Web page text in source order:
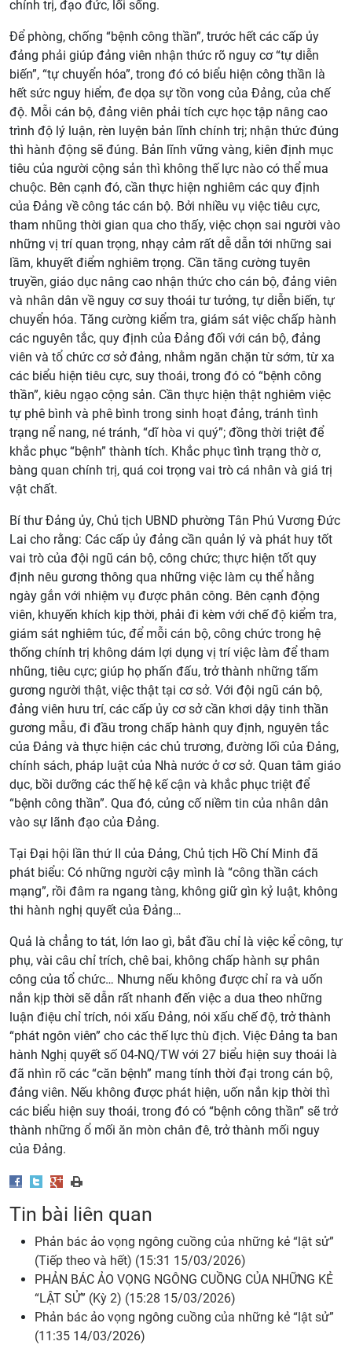
chính trị, đạo đức, lối sống.
Để phòng, chống “bệnh công thần”, trước hết các cấp ủy
đảng phải giúp đảng viên nhận thức rõ nguy cơ “tự diễn
biến”, “tự chuyển hóa”, trong đó có biểu hiện công thần là
hết sức nguy hiểm, đe dọa sự tồn vong của Đảng, của chế
độ. Mỗi cán bộ, đảng viên phải tích cực học tập nâng cao
trình độ lý luận, rèn luyện bản lĩnh chính trị; nhận thức đúng
thì hành động sẽ đúng. Bản lĩnh vững vàng, kiên định mục
tiêu của người cộng sản thì không thế lực nào có thể mua
chuộc. Bên cạnh đó, cần thực hiện nghiêm các quy định
của Đảng về công tác cán bộ. Bởi nhiều vụ việc tiêu cực,
tham nhũng thời gian qua cho thấy, việc chọn sai người vào
những vị trí quan trọng, nhạy cảm rất dễ dẫn tới những sai
lầm, khuyết điểm nghiêm trọng. Cần tăng cường tuyên
truyền, giáo dục nâng cao nhận thức cho cán bộ, đảng viên
và nhân dân về nguy cơ suy thoái tư tưởng, tự diễn biến, tự
chuyển hóa. Tăng cường kiểm tra, giám sát việc chấp hành
các nguyên tắc, quy định của Đảng đối với cán bộ, đảng
viên và tổ chức cơ sở đảng, nhằm ngăn chặn từ sớm, từ xa
các biểu hiện tiêu cực, suy thoái, trong đó có “bệnh công
thần”, kiêu ngạo cộng sản. Cần thực hiện thật nghiêm việc
tự phê bình và phê bình trong sinh hoạt đảng, tránh tình
trạng nể nang, né tránh, “dĩ hòa vi quý”; đồng thời triệt để
khắc phục “bệnh” thành tích. Khắc phục tình trạng thờ ơ,
bàng quan chính trị, quá coi trọng vai trò cá nhân và giá trị
vật chất.
Bí thư Đảng ủy, Chủ tịch UBND phường Tân Phú Vương Đức
Lai cho rằng: Các cấp ủy đảng cần quản lý và phát huy tốt
vai trò của đội ngũ cán bộ, công chức; thực hiện tốt quy
định nêu gương thông qua những việc làm cụ thể hằng
ngày gắn với nhiệm vụ được phân công. Bên cạnh động
viên, khuyến khích kịp thời, phải đi kèm với chế độ kiểm tra,
giám sát nghiêm túc, để mỗi cán bộ, công chức trong hệ
thống chính trị không dám lợi dụng vị trí việc làm để tham
nhũng, tiêu cực; giúp họ phấn đấu, trở thành những tấm
gương người thật, việc thật tại cơ sở. Với đội ngũ cán bộ,
đảng viên hưu trí, các cấp ủy cơ sở cần khơi dậy tinh thần
gương mẫu, đi đầu trong chấp hành quy định, nguyên tắc
của Đảng và thực hiện các chủ trương, đường lối của Đảng,
chính sách, pháp luật của Nhà nước ở cơ sở. Quan tâm giáo
dục, bồi dưỡng các thế hệ kế cận và khắc phục triệt để
“bệnh công thần”. Qua đó, củng cố niềm tin của nhân dân
vào sự lãnh đạo của Đảng.
Tại Đại hội lần thứ II của Đảng, Chủ tịch Hồ Chí Minh đã
phát biểu: Có những người cậy mình là “công thần cách
mạng”, rồi đâm ra ngang tàng, không giữ gìn kỷ luật, không
thi hành nghị quyết của Đảng…
Quả là chẳng to tát, lớn lao gì, bắt đầu chỉ là việc kể công, tự
phụ, vài câu chỉ trích, chê bai, không chấp hành sự phân
công của tổ chức… Nhưng nếu không được chỉ ra và uốn
nắn kịp thời sẽ dẫn rất nhanh đến việc a dua theo những
luận điệu chỉ trích, nói xấu Đảng, nói xấu chế độ, trở thành
“phát ngôn viên” cho các thế lực thù địch. Việc Đảng ta ban
hành Nghị quyết số 04-NQ/TW với 27 biểu hiện suy thoái là
đã nhìn rõ các “căn bệnh” mang tính thời đại trong cán bộ,
đảng viên. Nếu không được phát hiện, uốn nắn kịp thời thì
các biểu hiện suy thoái, trong đó có “bệnh công thần” sẽ trở
thành những ổ mối ăn mòn chân đê, trở thành mối nguy
của Đảng.
Tin bài liên quan
Phản bác ảo vọng ngông cuồng của những kẻ “lật sử”
(Tiếp theo và hết) (15:31 15/03/2026)
PHẢN BÁC ẢO VỌNG NGÔNG CUỒNG CỦA NHỮNG KẺ
“LẬT SỬ” (Kỳ 2) (15:28 15/03/2026)
Phản bác ảo vọng ngông cuồng của những kẻ “lật sử”
(11:35 14/03/2026)